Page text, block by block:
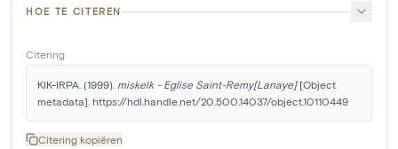
HOE TE CITEREN
Citering
KIK-IRPA. (1999). miskelk - Eglise Saint-Remy[Lanaye] [Object
metadata]. https://hdl.handle.net/20.500.14037/object.10110449
Citering kopiëren